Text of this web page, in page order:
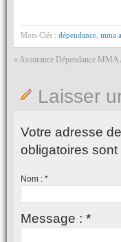
Mots-Clés : dépendance mma
« Assurance Dépendance MMA
Laisser
Votre adresse
obligatoires
Nom : *
Message : *